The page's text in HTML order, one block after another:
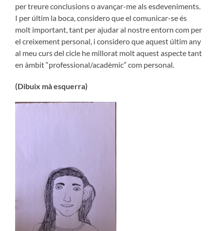
per treure conclusions o avançar-me als esdeveniments.
I per últim la boca, considero que el comunicar-se és
molt important, tant per ajudar al nostre entorn com per
el creixement personal, i considero que aquest últim any
al meu curs del cicle he millorat molt aquest aspecte tant
en àmbit “professional/acadèmic” com personal.
(Dibuix mà esquerra)